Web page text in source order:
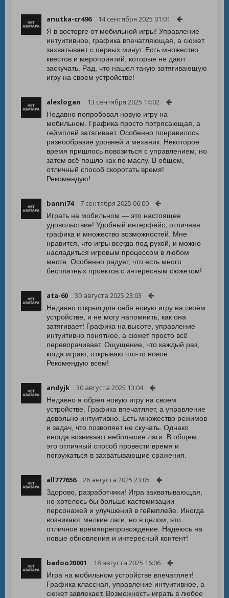
anutka-cr496 14 сентября 2025 01:01
Я в восторге от мобильной игры! Управление
интуитивное, графика впечатляющая, а сюжет
захватывает с первых минут. Есть множество
квестов и мероприятий, которые не дают
заскучать. Рад, что нашел такую затягивающую
игру на своем устройстве!
alexlogan 13 сентября 2025 14:02
Недавно попробовал новую игру на
мобильном. Графика просто потрясающая, а
геймплей затягивает. Особенно понравилось
разнообразие уровней и механик. Некоторое
время пришлось повозиться с управлением, но
затем всё пошло как по маслу. В общем,
отличный способ скоротать время!
Рекомендую!
banni74 7 сентября 2025 06:00
Играть на мобильном — это настоящее
удовольствие! Удобный интерфейс, отличная
графика и множество возможностей. Мне
нравится, что игры всегда под рукой, и можно
насладиться игровым процессом в любом
месте. Особенно радует, что есть много
бесплатных проектов с интересным сюжетом!
ata-60 30 августа 2025 23:03
Недавно открыл для себя новую игру на своём
устройстве, и не могу напомнить, как она
затягивает! Графика на высоте, управление
интуитивно понятное, а сюжет просто всё
переворачивает. Ощущение, что каждый раз,
когда играю, открываю что-то новое.
Рекомендую всем!
andyjk 30 августа 2025 13:04
Недавно я обрел новую игру на своем
устройстве. Графика впечатляет, а управление
довольно интуитивно. Есть множество режимов
и задач, что позволяет не скучать. Однако
иногда возникают небольшие лаги. В общем,
это отличный способ провести время и
погружаться в захватывающие сражения.
all777656 26 августа 2025 23:05
Здорово, разработчики! Игра захватывающая,
но хотелось бы больше кастомизации
персонажей и улучшений в геймплейе. Иногда
возникают мелкие лаги, но в целом, это
отличное времяпрепровождение. Надеюсь на
новые обновления и интересный контент!
badoo20001 18 августа 2025 16:06
Игра на мобильном устройстве впечатляет!
Графика классная, управление интуитивное, а
сюжет завлекает. Возможность играть в любое